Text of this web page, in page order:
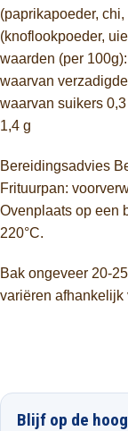
(paprikapoeder,
(knoflookpoeder,
waarden (per
waarvan
waarvan suikers
1,4 g
Bereidingsadvies
Frituurpan:
Ovenplaats op een
220°C.
Bak ongeveer 20-
variëren afhankelijk
Blijf op de